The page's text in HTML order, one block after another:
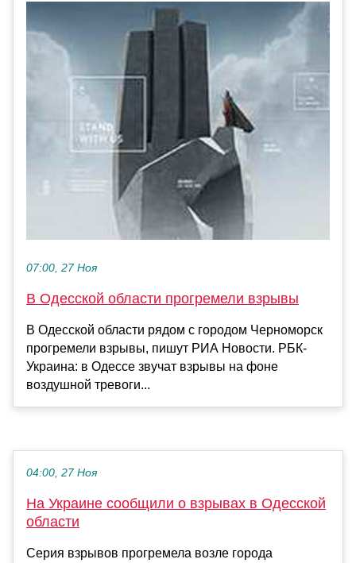
07:00, 27 Ноя
В Одесской области прогремели взрывы
В Одесской области рядом с городом Черноморск
прогремели взрывы, пишут РИА Новости. РБК-
Украина: в Одессе звучат взрывы на фоне
воздушной тревоги...
04:00, 27 Ноя
На Украине сообщили о взрывах в Одесской
области
Серия взрывов прогремела возле города